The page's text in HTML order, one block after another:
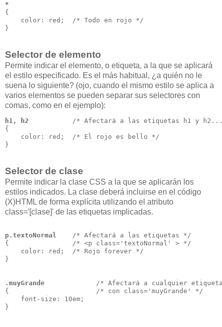
*
{
    color: red;  /* Todo en rojo */
}
Selector de elemento
Permite indicar el elemento, o etiqueta, a la que se aplicará
el estilo especificado. Es el más habitual, ¿a quién no le
suena lo siguiente? (ojo, cuando el mismo estilo se aplica a
varios elementos se pueden separar sus selectores con
comas, como en el ejemplo):
h1, h2
/* Afectará a las etiquetas h1 y
{
    color: red;  /* El rojo es bello */
}
Selector de clase
Permite indicar la clase CSS a la que se aplicarán los
estilos indicados. La clase deberá incluirse en el código
(X)HTML de forma explícita utilizando el atributo
class='[clase]' de las etiquetas implicadas.
p.textoNormal
    /* Afectará a las etiquetas */
{                /* <p class='textoNormal' > */
    color: red;  /* Rojo forever */
}
.muyGrande
/* Afectará a cualquier
{                      /* con class='muyGrande' */
    font-size: 10em;
}